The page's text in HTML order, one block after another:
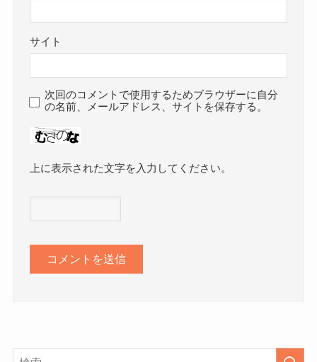
サイト
次回のコメントで使用するためブラウザーに自分
の名前、メールアドレス、サイトを保存する。
上に表示された文字を入力してください。